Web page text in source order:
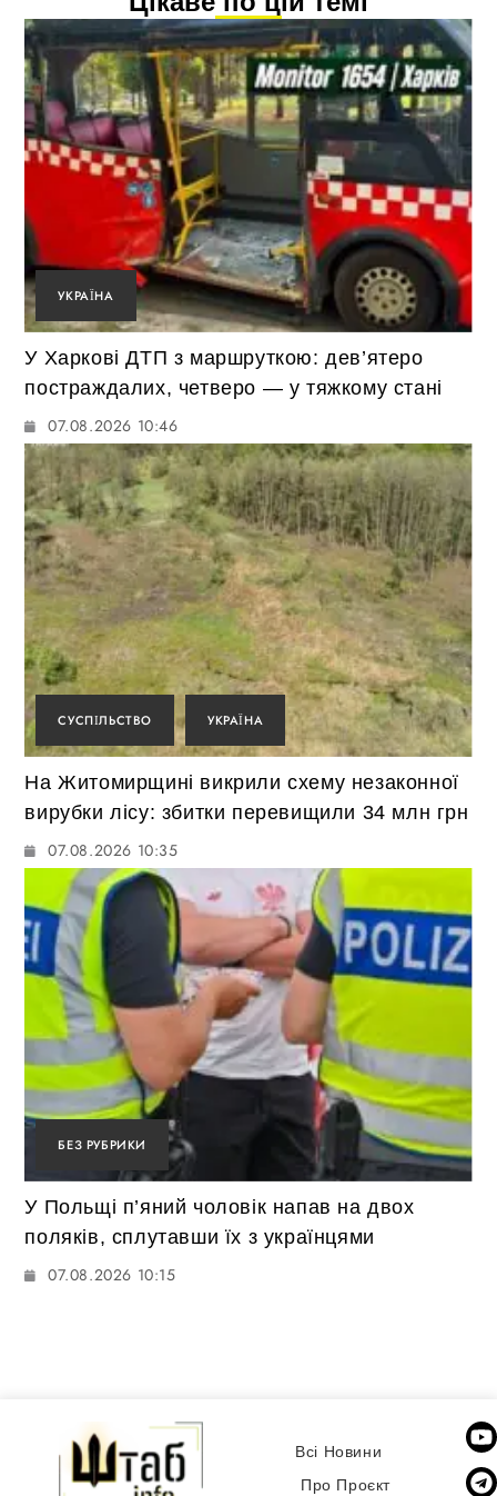
УКРАЇНА
У Харкові ДТП з маршруткою: дев’ятеро
постраждалих, четверо — у тяжкому стані
07.08.2026 10:46
СУСПІЛЬСТВО УКРАЇНА
На Житомирщині викрили схему незаконної
вирубки лісу: збитки перевищили 34 млн грн
07.08.2026 10:35
БЕЗ РУБРИКИ
У Польщі п’яний чоловік напав на двох
поляків, сплутавши їх з українцями
07.08.2026 10:15
Всі Новини
Про Проєкт